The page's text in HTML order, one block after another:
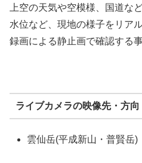
上空の天気や空模様、国道な
水位など、現地の様子をリア
録画による静止画で確認する
ライブカメラの映像先・方向
雲仙岳(平成新山・普賢岳)